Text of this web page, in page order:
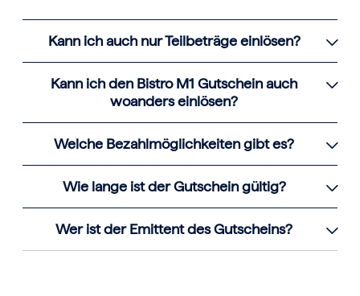
Kann ich auch nur Teilbeträge einlösen?
Kann ich den Bistro M1 Gutschein auch
woanders einlösen?
Welche Bezahlmöglichkeiten gibt es?
Wie lange ist der Gutschein gültig?
Wer ist der Emittent des Gutscheins?